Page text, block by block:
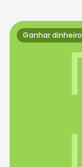
Ganhar dinheiro